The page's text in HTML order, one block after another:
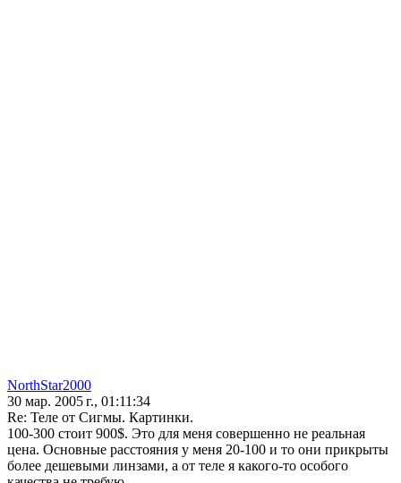
NorthStar2000
30 мар. 2005 г., 01:11:34
Re: Теле от Сигмы. Картинки.
100-300 стоит 900$. Это для меня совершенно не реальная
цена. Основные расстояния у меня 20-100 и то они прикрыты
более дешевыми линзами, а от теле я какого-то особого